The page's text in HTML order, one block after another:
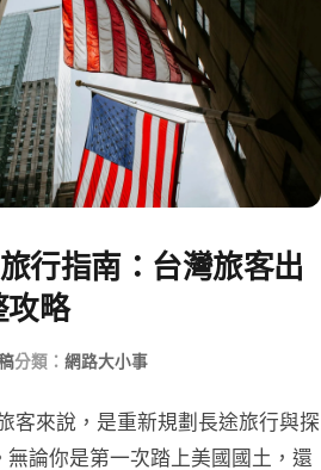
行指南：台灣旅客出
攻略
分類： 網路大小事
客來說，是重新規劃長途旅行與探
無論你是第一次踏上美國國土，還